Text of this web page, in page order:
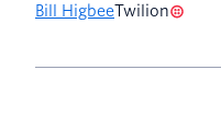
Bill HigbeeTwilion